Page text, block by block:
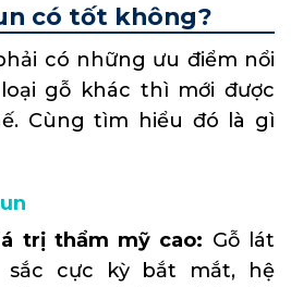
có tốt không?
có những ưu điểm nổi
gỗ khác thì mới được
Cùng tìm hiểu đó là gì
trị thẩm mỹ cao: Gỗ lát
cực kỳ bắt mắt, hệ